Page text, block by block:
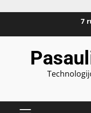
7